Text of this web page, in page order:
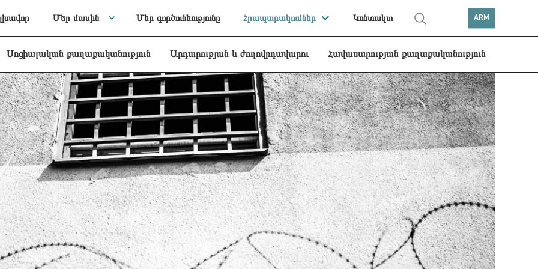
Մեր մասին Մեր գործունեությունը Հրապարակումներ Կոնտակտ ARM
Սոցիալական քաղաքականություն Արդարության և ժողովրդավարու Հավասարության քաղաքականություն